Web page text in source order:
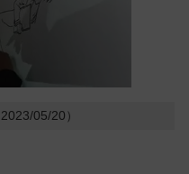
2023/05/20）